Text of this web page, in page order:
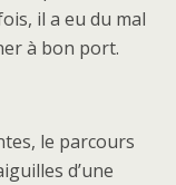
il a eu du mal
à bon port.
le parcours
d’une